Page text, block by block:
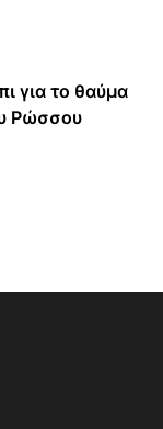
για το θαύμα
Ρώσσου